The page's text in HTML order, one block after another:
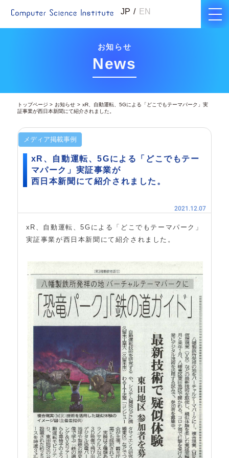
JP EN
お知らせ
News
トップページ お知らせ
xR、自動運転、5Gによる「どこでもテーマパーク」実
証事業が西日本新聞にて紹介されました。
xR、自動運転、5Gによる「どこでもテー
マパーク」実証事業が
西日本新聞にて紹介されました。
2021.12.07
メディア掲載事例
xR、自動運転、5Gによる「どこでもテーマパーク」
実証事業が西日本新聞にて紹介されました。